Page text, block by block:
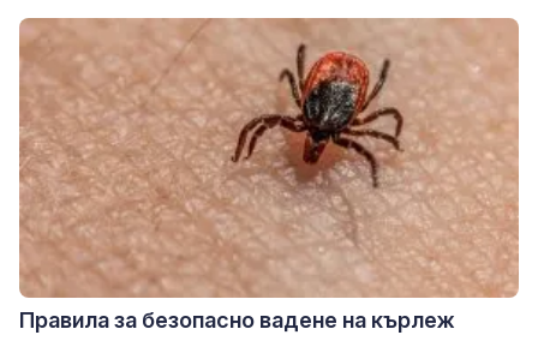
Правила за безопасно вадене на кърлеж